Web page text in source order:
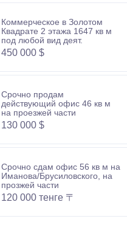
Коммерческое в Золотом
Квадрате 2 этажа 1647 кв м
под любой вид деят.
450 000 $
Срочно продам
действующий офис 46 кв м
на проезжей части
130 000 $
Срочно сдам офис 56 кв м на
Иманова/Брусиловского, на
прозжей части
120 000 тенге 〒